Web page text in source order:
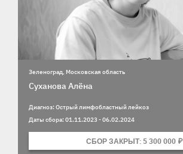
Зеленоград, Московская область
Суханова Алёна
Диагноз: Острый лимфобластный лейкоз
Даты сбора: 01.11.2023 - 06.02.2024
СБОР ЗАКРЫТ: 5 300 000 ₽